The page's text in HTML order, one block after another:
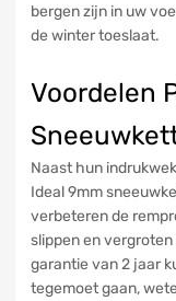
bergen zijn in uw
de winter toeslaat.
Voordelen
Naast hun
Ideal 9mm
verbeteren de
slippen en
garantie van 2 jaar
tegemoet gaan,